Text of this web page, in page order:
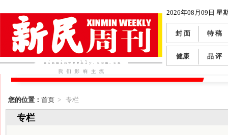
2026年08月09日 星
封 面 特 稿
健康 品 评
您的位置： 首页 > 专栏
专栏